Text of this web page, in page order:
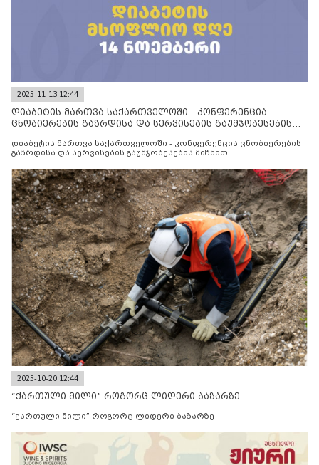
2025-11-13 12:44
დიაბეტის მართვა საქართველოში - კონფერენცია
ცნობიერების გაზრდისა და სერვისების გაუმჯობესების
დიაბეტის მართვა საქართველოში - კონფერენცია ცნობიერების
გაზრდისა და სერვისების გაუმჯობესების მიზნით
2025-10-20 12:44
“ქართული მილი” როგორც ლიდერი ბაზარზე
“ქართული მილი” როგორც ლიდერი ბაზარზე